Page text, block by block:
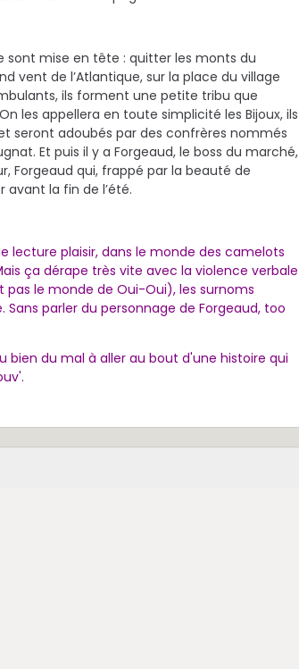
sont mise en tête : quitter les monts du
vent de l’Atlantique, sur la place du village
ils forment une petite tribu que
les appellera en toute simplicité les Bijoux, ils
seront adoubés par des confrères nommés
Et puis il y a Forgeaud, le boss du marché,
Forgeaud qui, frappé par la beauté de
la fin de l’été.
plaisir, dans le monde des camelots
ça dérape très vite avec la violence verbale
le monde de Oui-Oui), les surnoms
parler du personnage de Forgeaud, too
bien du mal à aller au bout d'une histoire qui